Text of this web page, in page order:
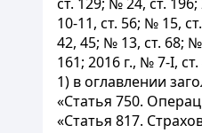
10-11, ст. 56; № 15,
42, 45; № 13, ст. 68;
161; 2016 г., № 7-I,
1) в оглавлении
«Статья 750.
«Статья 817.